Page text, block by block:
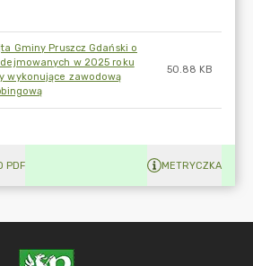
Gminy Pruszcz Gdański o
w 2025 roku
wykonujące zawodową
50.88 KB
PDF METRYCZKA